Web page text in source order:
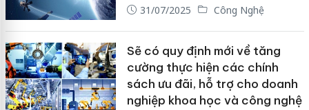
31/07/2025 Công Nghệ
Sẽ có quy định mới về tăng
cường thực hiện các chính
sách ưu đãi, hỗ trợ cho doanh
nghiệp khoa học và công nghệ